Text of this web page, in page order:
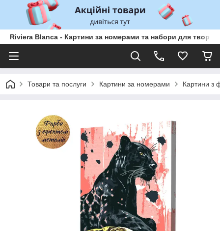
Riviera Blanca - Картини за номерами та набори для
Товари та послуги Картини за номерами Картини з